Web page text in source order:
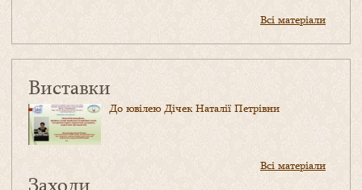
Всі матеріали
Виставки
До ювілею Дічек Наталії Петрівни
Всі матеріали
Заходи